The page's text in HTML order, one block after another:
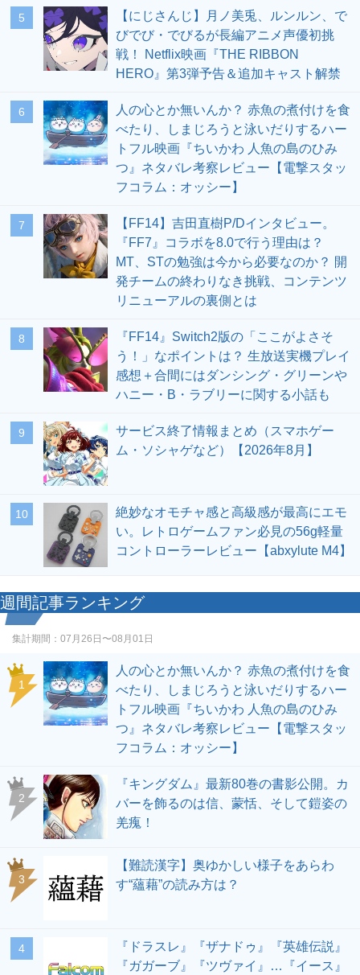
5
【にじさんじ】月ノ美兎、ルンルン、で
びでび・でびるが長編アニメ声優初挑
戦！ Netflix映画『THE RIBBON
HERO』第3弾予告＆追加キャスト解禁
6
人の心とか無いんか？ 赤魚の煮付けを食
べたり、しまじろうと泳いだりするハー
トフル映画『ちいかわ 人魚の島のひみ
つ』ネタバレ考察レビュー【電撃スタッ
フコラム：オッシー】
7
【FF14】吉田直樹P/Dインタビュー。
『FF7』コラボを8.0で行う理由は？
MT、STの勉強は今から必要なのか？ 開
発チームの終わりなき挑戦、コンテンツ
リニューアルの裏側とは
8
『FF14』Switch2版の「ここがよさそ
う！」なポイントは？ 生放送実機プレイ
感想＋合間にはダンシング・グリーンや
ハニー・B・ラブリーに関する小話も
9
サービス終了情報まとめ（スマホゲー
ム・ソシャゲなど）【2026年8月】
10
絶妙なオモチャ感と高級感が最高にエモ
い。レトロゲームファン必見の56g軽量
コントローラーレビュー【abxylute M4】
週間記事ランキング
集計期間： 07月26日〜08月01日
1
人の心とか無いんか？ 赤魚の煮付けを食
べたり、しまじろうと泳いだりするハー
トフル映画『ちいかわ 人魚の島のひみ
つ』ネタバレ考察レビュー【電撃スタッ
フコラム：オッシー】
2
『キングダム』最新80巻の書影公開。カ
バーを飾るのは信、蒙恬、そして鎧姿の
羌瘣！
3
【難読漢字】奥ゆかしい様子をあらわ
す“蘊藉”の読み方は？
4
『ドラスレ』『ザナドゥ』『英雄伝説』
『ガガーブ』『ツヴァイ』…『イース』